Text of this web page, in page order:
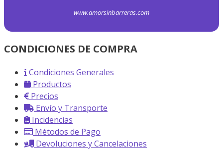
www.amorsinbarreras.com
CONDICIONES DE COMPRA
Condiciones Generales
Productos
Precios
Envío y Transporte
Incidencias
Métodos de Pago
Devoluciones y Cancelaciones